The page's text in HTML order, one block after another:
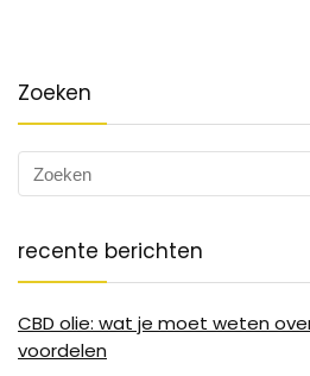
Zoeken
recente berichten
CBD olie: wat je moet weten
voordelen